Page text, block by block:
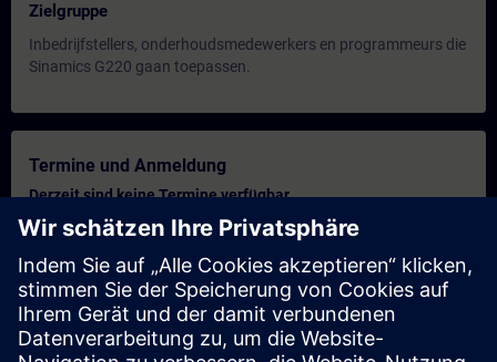
Zielgruppe
Inbedrijfstellers, onderhoudsmedewerkers en programmeurs die
Sinamics G220 gaan toepassen.
Termine und Anmeldung
Derzeit sind keine Termine verfügbar
Setzen Sie sich auf die Interessentenliste und erhalten Sie eine
Benachrichtigung sobald neue Termine verfügbar sind.
Benachrichtigungsservice aktivieren